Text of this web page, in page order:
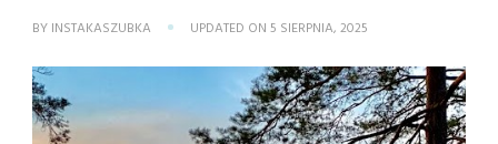
BY INSTAKASZUBKA UPDATED ON 5 SIERPNIA, 2025